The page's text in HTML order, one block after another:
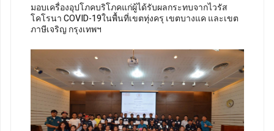
มอบเครื่องอุปโภคบริโภคแก่ผู้ได้รับผลกระทบจากไวรัส
โคโรนา COVID-19ในพื้นที่เขตทุ่งครุ เขตบางแค และเขต
ภาษีเจริญ กรุงเทพฯ